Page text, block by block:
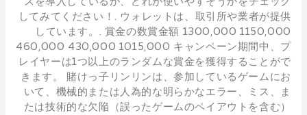
してみてください！. ウォレットは、取引所や業者が提供
しています。. 賞金の数賞金額 1300,000 1150,000
460,000 430,000 1015,000 キャンペーン期間中、プ
レイヤーは1つ以上のランダムな賞金を獲得することがで
きます。 賭けっ子リンリンは、参加しているゲームにお
いて、機械的または人為的な明らかなエラー、ミス、ま
たは技術的な欠陥（誤ったゲームのペイアウトを含む）